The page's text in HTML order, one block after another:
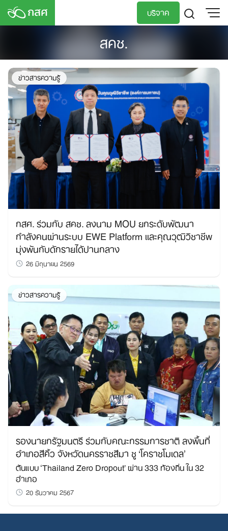
Skip
บริจาค
สคช.
ข่าวสารความรู้
กสศ. ร่วมกับ สคช. ลงนาม MOU ยกระดับพัฒนา
กำลังคนผ่านระบบ EWE Platform และคุณวุฒิวิชาชีพ
มุ่งพ้นกับดักรายได้ปานกลาง
26 มิถุนายน 2569
ข่าวสารความรู้
รองนายกรัฐมนตรี ร่วมกับคณะกรรมการชาติ ลงพื้นที่
อำเภอสีคิ้ว จังหวัดนครราชสีมา ชู ‘โคราชโมเดล’
ต้นแบบ ‘Thailand Zero Dropout’ ผ่าน 333 ท้องถิ่น ใน 32
อำเภอ
20 ธันวาคม 2567